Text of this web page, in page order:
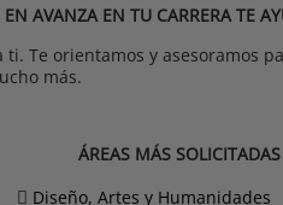
EN AVANZA EN TU CARRERA TE
Te orientamos y asesoramos
más.
ÁREAS MÁS SOLICITADAS
Diseño, Artes y Humanidades